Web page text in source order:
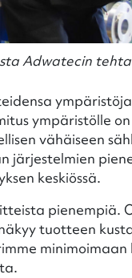
Adwatecin
ympäristölle
vähäiseen
keskiössä.
pienempiä.
tuotteen